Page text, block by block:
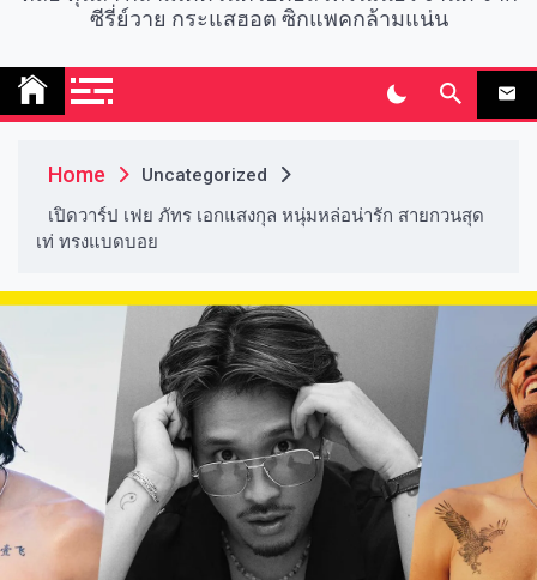
ซีรี่ย์วาย กระแสฮอต ซิกแพคกล้ามแน่น
Home
Uncategorized
เปิดวาร์ป เฟย ภัทร เอกแสงกุล หนุ่มหล่อน่ารัก สายกวนสุด
เท่ ทรงแบดบอย